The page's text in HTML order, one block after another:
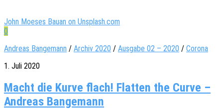
John Moeses Bauan on Unsplash.com
0
Andreas Bangemann / Archiv 2020 / Ausgabe 02 – 2020 / Corona
1. Juli 2020
Macht die Kurve flach! Flatten the Curve –
Andreas Bangemann